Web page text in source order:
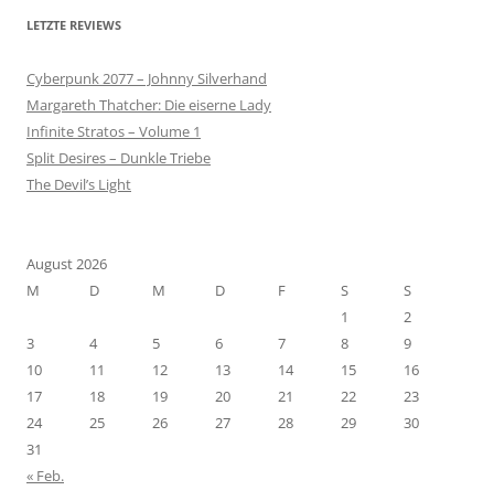
LETZTE REVIEWS
Cyberpunk 2077 – Johnny Silverhand
Margareth Thatcher: Die eiserne Lady
Infinite Stratos – Volume 1
Split Desires – Dunkle Triebe
The Devil’s Light
August 2026
M
D M D F S
S
1
2
3
4 5 6 7 8
9
10
11 12 13 14 15
16
17
18 19 20 21 22
23
24
25 26 27 28 29
30
31
« Feb.